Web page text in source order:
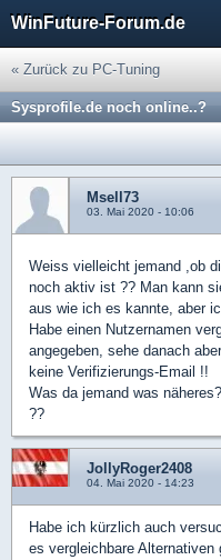
WinFuture-Forum.de
« Zurück zu PC-Tuning
Sysprofile.de noch online..?
Msell73
03. Mai 2020 - 10:06
Weiss vielleicht jemand ,ob
noch aktiv ist ?? Man kann
aus wie ich es kannte, aber
Habe einen Nutzernamen
angegeben, sehe danach
keine Verifizierungs-Email !!
Was da jemand was
??
JollyRoger2408
04. Mai 2020 - 14:23
Habe ich kürzlich auch
es vergleichbare Alternativen